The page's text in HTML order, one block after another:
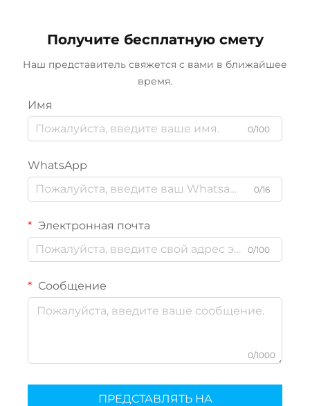
Получите бесплатную смету
Наш представитель свяжется с вами в ближайшее
время.
Имя
0/100
WhatsApp
0/16
Электронная почта
0/100
Сообщение
0/1000
ПРЕДСТАВЛЯТЬ НА